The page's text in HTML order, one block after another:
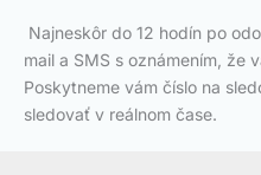
Najneskôr do 12 hodín po
mail a SMS s oznámením, že
Poskytneme vám číslo na
sledovať v reálnom čase.